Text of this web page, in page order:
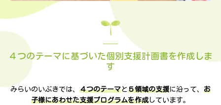
４つのテーマに基づいた個別支援計画書を作成しま
す
みらいのいぶきでは、 ４つのテーマと５領域の支援に沿って、 お
子様にあわせた支援プログラムを作成しています。